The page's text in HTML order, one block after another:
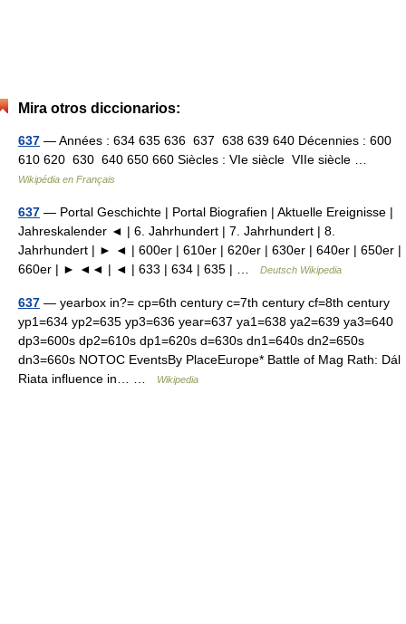
Mira otros diccionarios:
637 — Années : 634 635 636 637 638 639 640 Décennies : 600
610 620 630 640 650 660 Siècles : VIe siècle VIIe siècle …
Wikipédia en Français
637 — Portal Geschichte | Portal Biografien | Aktuelle Ereignisse |
Jahreskalender ◄ | 6. Jahrhundert | 7. Jahrhundert | 8.
Jahrhundert | ► ◄ | 600er | 610er | 620er | 630er | 640er | 650er |
660er | ► ◄◄ | ◄ | 633 | 634 | 635 | …
Deutsch Wikipedia
637 — yearbox in?= cp=6th century c=7th century cf=8th century
yp1=634 yp2=635 yp3=636 year=637 ya1=638 ya2=639 ya3=640
dp3=600s dp2=610s dp1=620s d=630s dn1=640s dn2=650s
dn3=660s NOTOC EventsBy PlaceEurope* Battle of Mag Rath: Dál
Riata influence in… …
Wikipedia